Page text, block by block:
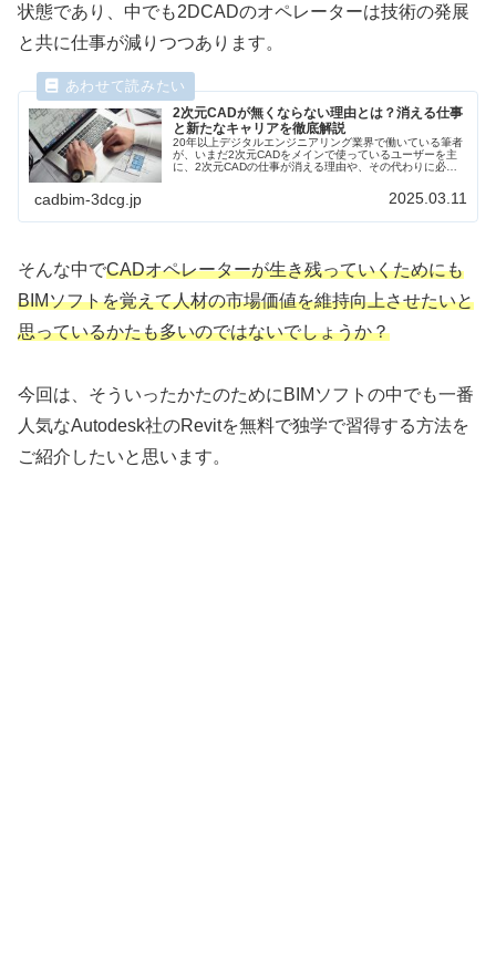
状態であり、中でも2DCADのオペレーターは技術の発展
と共に仕事が減りつつあります。
2次元CADが無くならない理由とは？消える仕事
と新たなキャリアを徹底解説
20年以上デジタルエンジニアリング業界で働いている筆者
が、いまだ2次元CADをメインで使っているユーザーを主
に、2次元CADの仕事が消える理由や、その代わりに必要
て対処していけばよいか？また逆に2DCADがなくならない
cadbim-3dcg.jp 2025.03.11
そんな中でCADオペレーターが生き残っていくためにも
BIMソフトを覚えて人材の市場価値を維持向上させたいと
思っているかたも多いのではないでしょうか？
今回は、そういったかたのためにBIMソフトの中でも一番
人気なAutodesk社のRevitを無料で独学で習得する方法を
ご紹介したいと思います。